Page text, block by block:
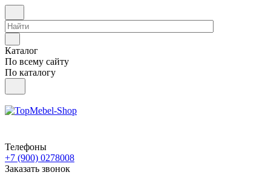
Каталог
По всему сайту
По каталогу
Телефоны
+7 (900) 0278008
Заказать звонок